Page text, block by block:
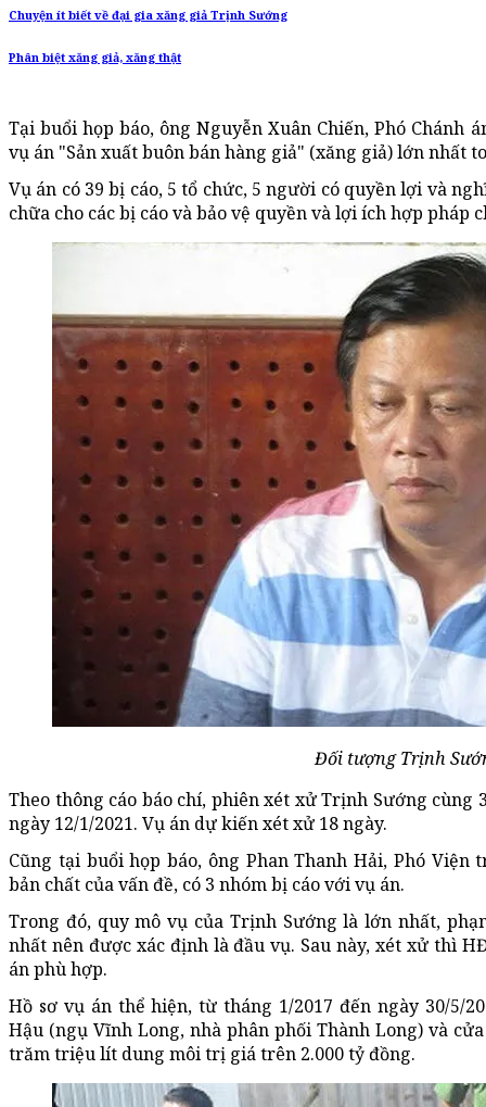
Chuyện ít biết về đại gia xăng giả Trịnh Sướng
Phân biệt xăng giả, xăng thật
Tại buổi họp báo, ông Nguyễn Xuân Chiến, Phó Chánh
vụ án "Sản xuất buôn bán hàng giả" (xăng giả) lớn nhất
Vụ án có 39 bị cáo, 5 tổ chức, 5 người có quyền lợi và
chữa cho các bị cáo và bảo vệ quyền và lợi ích hợp pháp
Đối tượng Trịnh
Theo thông cáo báo chí, phiên xét xử Trịnh Sướng cùng
ngày 12/1/2021. Vụ án dự kiến xét xử 18 ngày.
Cũng tại buổi họp báo, ông Phan Thanh Hải, Phó
bản chất của vấn đề, có 3 nhóm bị cáo với vụ án.
Trong đó, quy mô vụ của Trịnh Sướng là lớn nhất,
nhất nên được xác định là đầu vụ. Sau này, xét xử thì
án phù hợp.
Hồ sơ vụ án thể hiện, từ tháng 1/2017 đến ngày 30/5/
Hậu (ngụ Vĩnh Long, nhà phân phối Thành Long) và
trăm triệu lít dung môi trị giá trên 2.000 tỷ đồng.